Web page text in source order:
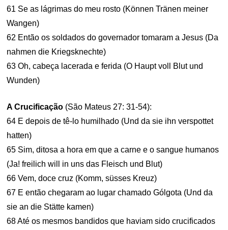
61 Se as lágrimas do meu rosto (Können Tränen meiner
Wangen)
62 Então os soldados do governador tomaram a Jesus (Da
nahmen die Kriegsknechte)
63 Oh, cabeça lacerada e ferida (O Haupt voll Blut und
Wunden)
A Crucificação (São Mateus 27: 31-54):
64 E depois de tê-lo humilhado (Und da sie ihn verspottet
hatten)
65 Sim, ditosa a hora em que a carne e o sangue humanos
(Ja! freilich will in uns das Fleisch und Blut)
66 Vem, doce cruz (Komm, süsses Kreuz)
67 E então chegaram ao lugar chamado Gólgota (Und da
sie an die Stätte kamen)
68 Até os mesmos bandidos que haviam sido crucificados